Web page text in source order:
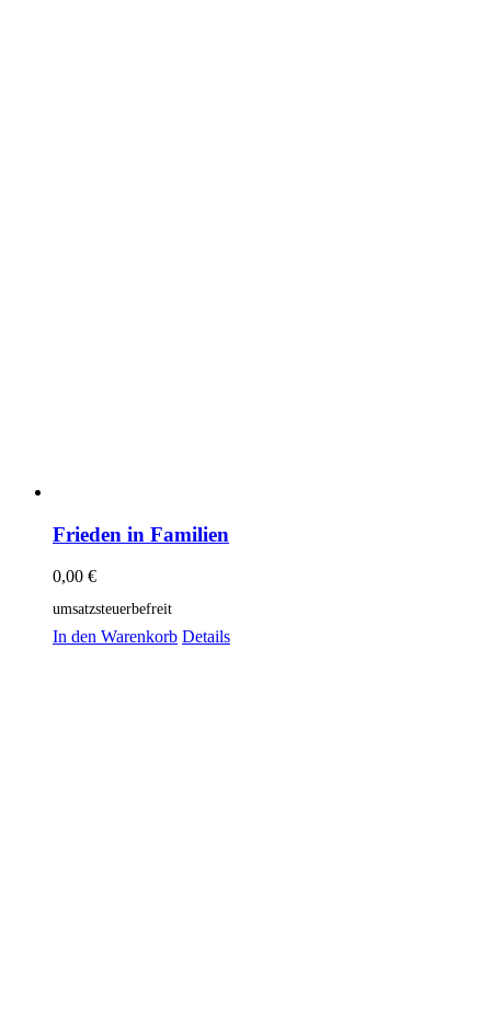
Frieden in Familien
0,00 €
umsatzsteuerbefreit
In den Warenkorb Details